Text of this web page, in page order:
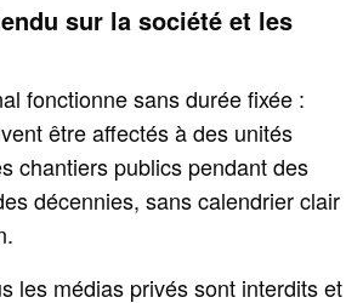
sur la société et les
fonctionne sans durée fixée :
être affectés à des unités
chantiers publics pendant des
décennies, sans calendrier clair
les médias privés sont interdits et